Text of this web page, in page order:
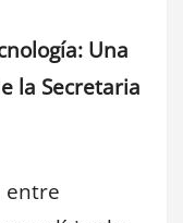
Una
la Secretaria
entre